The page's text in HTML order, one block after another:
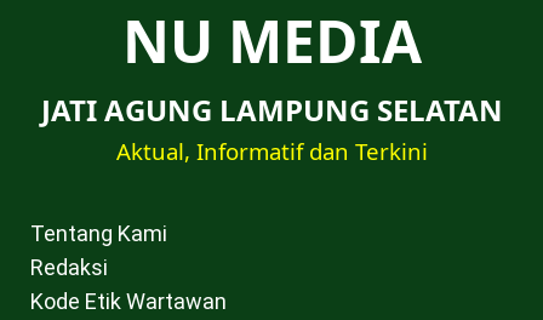
NU MEDIA
JATI AGUNG LAMPUNG SELATAN
Aktual, Informatif dan Terkini
Tentang Kami
Redaksi
Kode Etik Wartawan